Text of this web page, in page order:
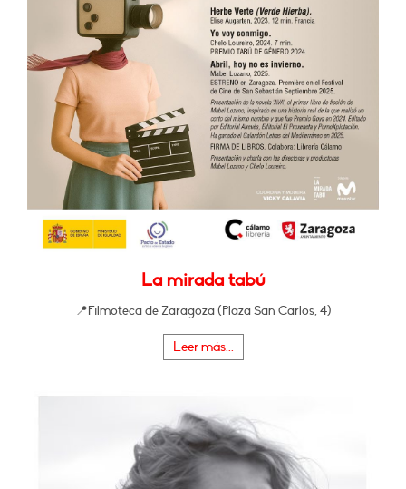
La mirada tabú
📍Filmoteca de Zaragoza (Plaza San Carlos, 4)
Leer más...